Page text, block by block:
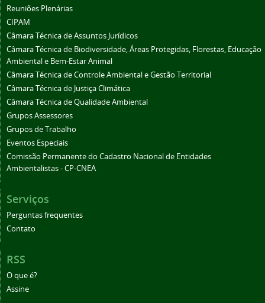
Reuniões Plenárias
CIPAM
Câmara Técnica de Assuntos Jurídicos
Câmara Técnica de Biodiversidade, Áreas Protegidas, Florestas, Educação
Ambiental e Bem-Estar Animal
Câmara Técnica de Controle Ambiental e Gestão Territorial
Câmara Técnica de Justiça Climática
Câmara Técnica de Qualidade Ambiental
Grupos Assessores
Grupos de Trabalho
Eventos Especiais
Comissão Permanente do Cadastro Nacional de Entidades
Ambientalistas - CP-CNEA
Serviços
Perguntas frequentes
Contato
RSS
O que é?
Assine